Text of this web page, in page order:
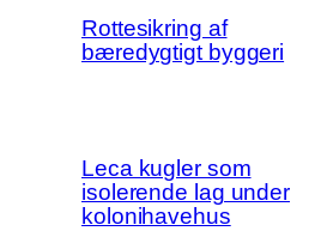
Rottesikring af
bæredygtigt byggeri
Leca kugler som
isolerende lag under
kolonihavehus